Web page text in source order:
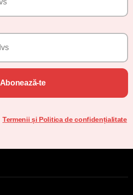
Abonează-te
Termenii și Politica de confidențialitate